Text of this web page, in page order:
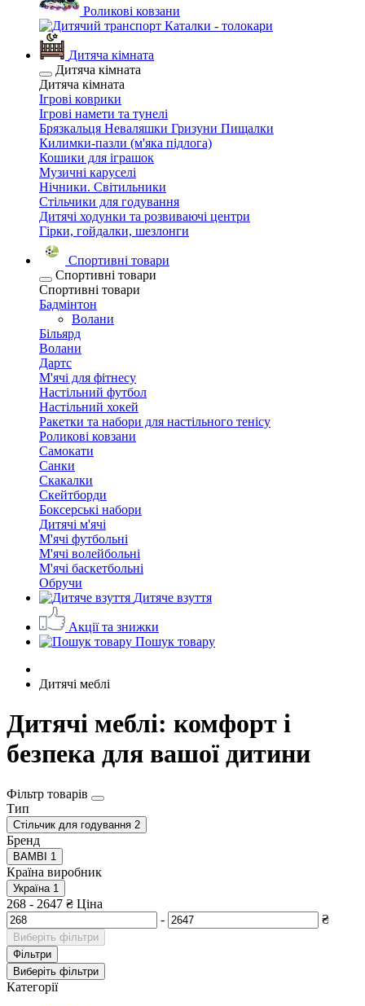
Роликові ковзани
Каталки - толокари
Дитяча кімната
Дитяча кімната
Дитяча кімната
Ігрові коврики
Ігрові намети та тунелі
Брязкальця Неваляшки Гризуни Пищалки
Килимки-пазли (м'яка підлога)
Кошики для іграшок
Музичні каруселі
Нічники. Світильники
Стільчики для годування
Дитячі ходунки та розвиваючі центри
Гірки, гойдалки, шезлонги
Спортивні товари
Спортивні товари
Спортивні товари
Бадмінтон
Волани
Більярд
Волани
Дартс
М'ячі для фітнесу
Настільний футбол
Настільний хокей
Ракетки та набори для настільного тенісу
Роликові ковзани
Самокати
Санки
Скакалки
Скейтборди
Боксерські набори
Дитячі м'ячі
М'ячі футбольні
М'ячі волейбольні
М'ячі баскетбольні
Обручи
Дитяче взуття
Акції та знижки
Пошук товару
Дитячі меблі
Дитячі меблі: комфорт і
безпека для вашої дитини
Фільтр товарів
Тип
Стільчик для годування 2
Бренд
BAMBI 1
Країна виробник
Україна 1
268 - 2647 ₴ Ціна
-
₴
Виберіть фільтри
Фільтри
Виберіть фільтри
Категорії